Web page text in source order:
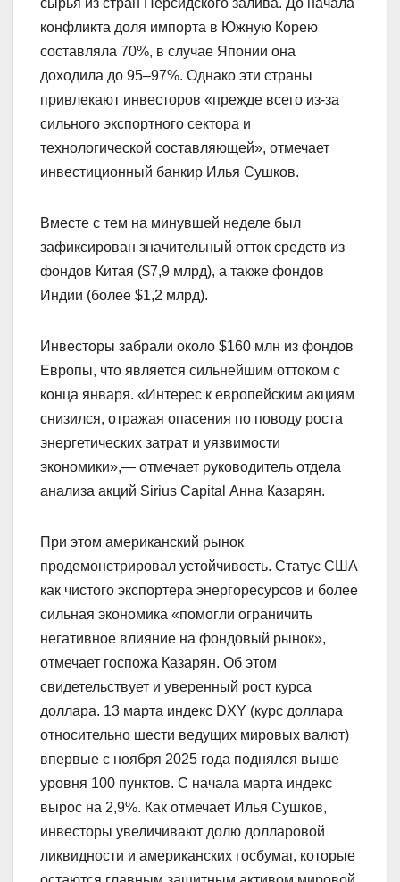
сырья из стран Персидского залива. До начала
конфликта доля импорта в Южную Корею
составляла 70%, в случае Японии она
доходила до 95–97%. Однако эти страны
привлекают инвесторов «прежде всего из-за
сильного экспортного сектора и
технологической составляющей», отмечает
инвестиционный банкир Илья Сушков.
Вместе с тем на минувшей неделе был
зафиксирован значительный отток средств из
фондов Китая ($7,9 млрд), а также фондов
Индии (более $1,2 млрд).
Инвесторы забрали около $160 млн из фондов
Европы, что является сильнейшим оттоком с
конца января. «Интерес к европейским акциям
снизился, отражая опасения по поводу роста
энергетических затрат и уязвимости
экономики»,— отмечает руководитель отдела
анализа акций Sirius Capital Анна Казарян.
При этом американский рынок
продемонстрировал устойчивость. Статус США
как чистого экспортера энергоресурсов и более
сильная экономика «помогли ограничить
негативное влияние на фондовый рынок»,
отмечает госпожа Казарян. Об этом
свидетельствует и уверенный рост курса
доллара. 13 марта индекс DXY (курс доллара
относительно шести ведущих мировых валют)
впервые с ноября 2025 года поднялся выше
уровня 100 пунктов. С начала марта индекс
вырос на 2,9%. Как отмечает Илья Сушков,
инвесторы увеличивают долю долларовой
ликвидности и американских госбумаг, которые